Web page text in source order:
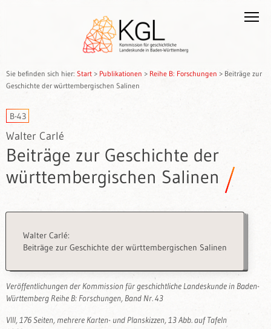
Sie befinden sich hier: Start > Publikationen > Reihe B: Forschungen > Beiträge zur
Geschichte der württembergischen Salinen
B-43
Walter Carlé
Beiträge zur Geschichte der
württembergischen Salinen
Walter Carlé:
Beiträge zur Geschichte der württembergischen Salinen
Veröffentlichungen der Kommission für geschichtliche Landeskunde in Baden-
Württemberg Reihe B: Forschungen, Band Nr. 43
VIII, 176 Seiten, mehrere Karten- und Planskizzen, 13 Abb. auf Tafeln